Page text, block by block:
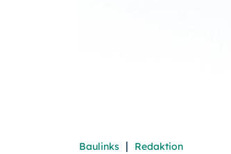
Baulinks | Redaktion